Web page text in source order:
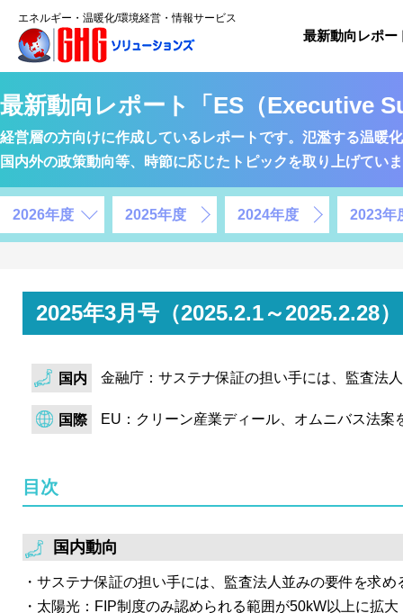
エネルギー・温暖化/環境経営・情報サービス
最新動向レポー
最新動向レポート「ES（Executive
経営層の方向けに作成しているレポートです。氾濫する温暖
国内外の政策動向等、時節に応じたトピックを取り上げてい
2026年度 2025年度 2024年度 2023年
2025年3月号（2025.2.1～2025.2.28
国内 金融庁：サステナ保証の担い手には、監査法
国際 EU：クリーン産業ディール、オムニバス法
目次
国内動向
サステナ保証の担い手には、監査法人並みの要件を求め
太陽光：FIP制度のみ認められる範囲が50kW以上に拡